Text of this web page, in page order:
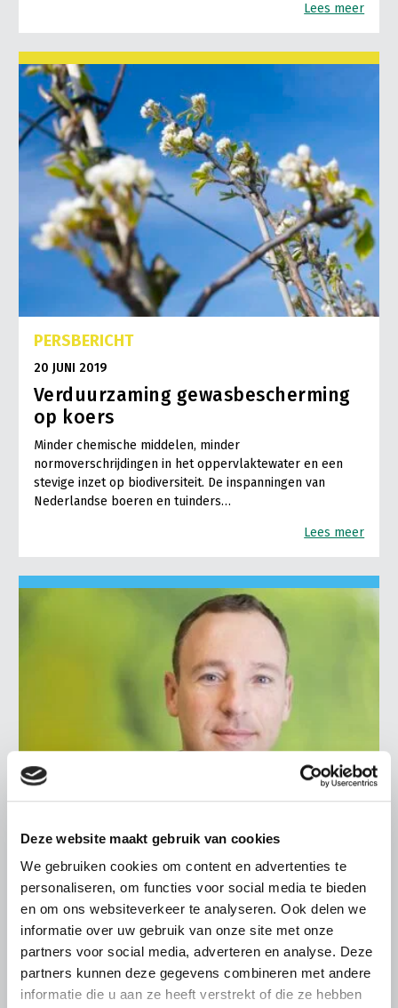
Deze website maakt gebruik van cookies
We gebruiken cookies om content en advertenties te
personaliseren, om functies voor social media te bieden
en om ons websiteverkeer te analyseren. Ook delen we
informatie over uw gebruik van onze site met onze
partners voor social media, adverteren en analyse. Deze
partners kunnen deze gegevens combineren met andere
informatie die u aan ze heeft verstrekt of die ze hebben
Lees meer
PERSBERICHT
20 JUNI 2019
Verduurzaming gewasbescherming
op koers
Minder chemische middelen, minder
normoverschrijdingen in het oppervlaktewater en een
stevige inzet op biodiversiteit. De inspanningen van
Nederlandse boeren en tuinders…
Lees meer
NIEUWS
18 APRIL 2019
LTO spreekt met Tweede Kamer
over plantgezondheid
Op 16 april organiseerde de Tweede Kamer een
rondetafelgesprek over plantgezondheid. De vaste